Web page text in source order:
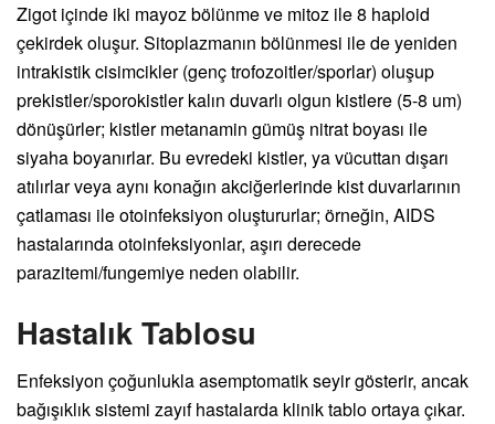
Zigot içinde iki mayoz bölünme ve mitoz ile 8 haploid
çekirdek oluşur. Sitoplazmanın bölünmesi ile de yeniden
intrakistik cisimcikler (genç trofozoitler/sporlar) oluşup
prekistler/sporokistler kalın duvarlı olgun kistlere (5-8 um)
dönüşürler; kistler metanamin gümüş nitrat boyası ile
siyaha boyanırlar. Bu evredeki kistler, ya vücuttan dışarı
atılırlar veya aynı konağın akciğerlerinde kist duvarlarının
çatlaması ile otoinfeksiyon oluştururlar; örneğin, AIDS
hastalarında otoinfeksiyonlar, aşırı derecede
parazitemi/fungemiye neden olabilir.
Hastalık Tablosu
Enfeksiyon çoğunlukla asemptomatik seyir gösterir, ancak
bağışıklık sistemi zayıf hastalarda klinik tablo ortaya çıkar.